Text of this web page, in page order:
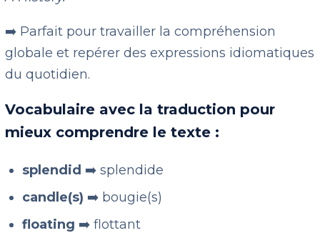
➡️ Parfait pour travailler la compréhension
globale et repérer des expressions idiomatiques
du quotidien.
Vocabulaire avec la traduction pour
mieux comprendre le texte :
splendid ➡️ splendide
candle(s) ➡️ bougie(s)
floating ➡️ flottant